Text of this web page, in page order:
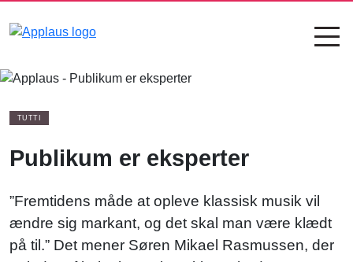
TUTTI
Publikum er eksperter
”Fremtidens måde at opleve klassisk musik vil
ændre sig markant, og det skal man være klædt
på til .” Det mener Søren Mikael Rasmussen, der